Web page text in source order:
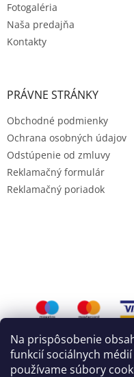
Na prispôsobenie
funkcií sociálnych
používame súbory
Fotogaléria
Naša predajňa
Kontakty
PRÁVNE STRÁNKY
Obchodné podmienky
Ochrana osobných údajov
Odstúpenie od zmluvy
Reklamačný formulár
Reklamačný poriadok